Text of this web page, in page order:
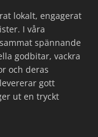
lokalt, engagerat
I våra
spännande
godbitar, vackra
och deras
gott
ut en tryckt